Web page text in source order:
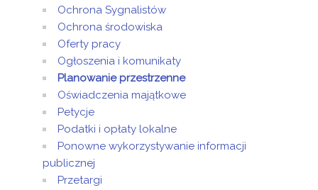
Ochrona Sygnalistów
Ochrona środowiska
Oferty pracy
Ogłoszenia i komunikaty
Planowanie przestrzenne
Oświadczenia majątkowe
Petycje
Podatki i opłaty lokalne
Ponowne wykorzystywanie informacji
publicznej
Przetargi